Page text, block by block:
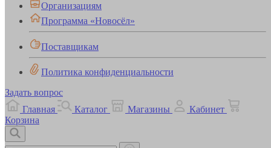
Организациям
Программа «Новосёл»
Поставщикам
Политика конфиденциальности
Задать вопрос
Главная
Каталог Магазины
Кабинет
Корзина